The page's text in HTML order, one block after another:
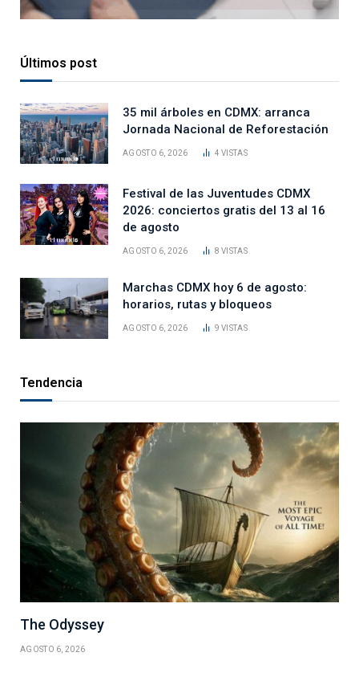
Últimos post
35 mil árboles en CDMX: arranca
Jornada Nacional de Reforestación
AGOSTO 6, 2026 4VISTAS
Festival de las Juventudes CDMX
2026: conciertos gratis del 13 al 16
de agosto
AGOSTO 6, 2026 8VISTAS
Marchas CDMX hoy 6 de agosto:
horarios, rutas y bloqueos
AGOSTO 6, 2026 9VISTAS
Tendencia
The Odyssey
AGOSTO 6, 2026